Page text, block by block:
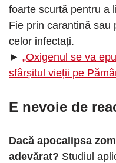
foarte scurtă pentru a
Fie prin carantină sau
celor infectați.
► „Oxigenul se va
sfârșitul vieții pe
E nevoie de
Dacă apocalipsa
adevărat? Studiul